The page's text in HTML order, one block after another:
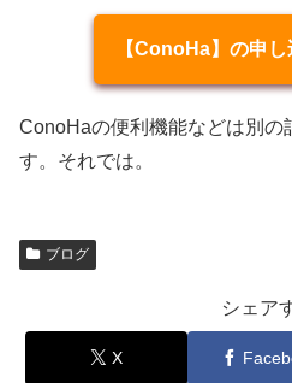
【ConoHa】の申
ConoHaの便利機能などは別の
す。それでは。
ブログ
シェア
X